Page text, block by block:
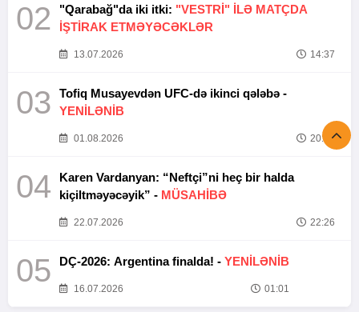
02 "Qarabağ"da iki itki: "VESTRİ" İLƏ MATÇDA
İŞTİRAK ETMƏYƏCƏKLƏR
13.07.2026 14:37
03
Tofiq Musayevdən UFC-də ikinci qələbə -
YENİLƏNİB
01.08.2026 20:52
04
Karen Vardanyan: “Neftçi”ni heç bir halda
kiçiltməyəcəyik” - MÜSAHİBƏ
22.07.2026 22:26
05 DÇ-2026: Argentina finalda! - YENİLƏNİB
16.07.2026 01:01